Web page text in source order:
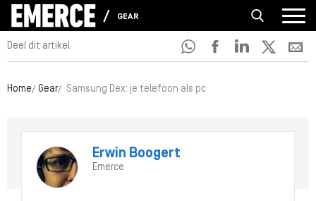
GEAR
Deel dit artikel
Home Gear Samsung Dex: je telefoon als pc
Erwin Boogert
Emerce